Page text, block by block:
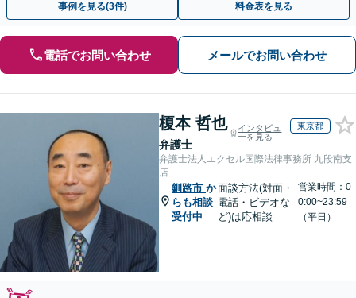
事例を見る(3件) 料金表を見る
電話でお問い合わせ メールでお問い合わせ
榎本 哲也
弁護士
インタビュ
ーを見る
東京都
弁護士法人エクセル国際法律事務所 九段南支
店
釧路市 か
らも相談
受付中
面談方法(対面・
電話・ビデオな
ど)は応相談
営業時間：0
0:00~23:59
（平日）